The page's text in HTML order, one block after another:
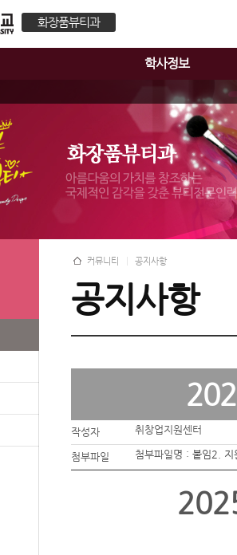
화장품뷰티과
학사정보
커뮤니티 공지사항
공지사항
작성자 취창업지원센터
첨부파일 첨부파일명 : 붙임2. 지